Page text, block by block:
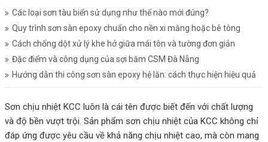
Các loại sơn tàu biển sử dụng như thế nào mới đúng?
Quy trình sơn sàn epoxy chuẩn cho nền xi măng hoặc bê tông
Cách chống dột xử lý khe hở giữa mái tôn và tường đơn giản
Đặc điểm và công dụng của sợi băm CSM Đà Nẵng
Hướng dẫn thi công sơn sàn epoxy hệ lăn: cách thực hiện hiệu quả
Sơn chịu nhiệt KCC luôn là cái tên được biết đến với chất lượng
và độ bền vượt trội. Sản phẩm sơn chịu nhiệt của KCC không chỉ
đáp ứng được yêu cầu về khả năng chịu nhiệt cao, mà còn mang